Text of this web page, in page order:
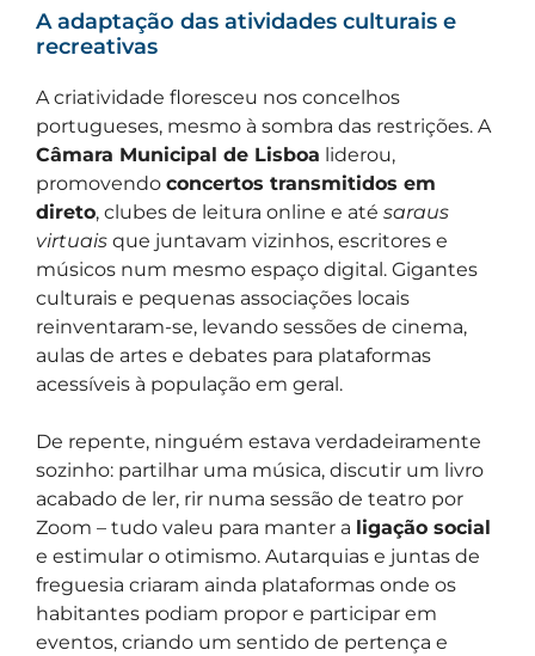
A adaptação das atividades culturais e
recreativas
A criatividade floresceu nos concelhos
portugueses, mesmo à sombra das restrições. A
Câmara Municipal de Lisboa liderou,
promovendo concertos transmitidos em
direto, clubes de leitura online e até saraus
virtuais que juntavam vizinhos, escritores e
músicos num mesmo espaço digital. Gigantes
culturais e pequenas associações locais
reinventaram-se, levando sessões de cinema,
aulas de artes e debates para plataformas
acessíveis à população em geral.
De repente, ninguém estava verdadeiramente
sozinho: partilhar uma música, discutir um livro
acabado de ler, rir numa sessão de teatro por
Zoom – tudo valeu para manter a ligação social
e estimular o otimismo. Autarquias e juntas de
freguesia criaram ainda plataformas onde os
habitantes podiam propor e participar em
eventos, criando um sentido de pertença e